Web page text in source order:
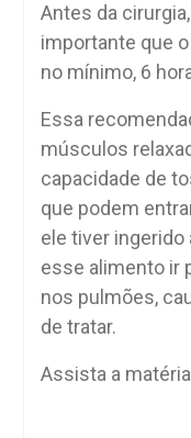
Antes da
importante que
no mínimo, 6
Essa
músculos
capacidade de
que podem
ele tiver ingerido
esse alimento ir
nos pulmões,
de tratar.
Assista a